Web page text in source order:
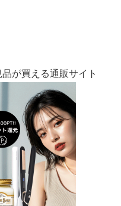
が買える通販サイト